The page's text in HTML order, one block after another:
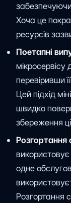
Хоча це
ресурсів
Поетапні
мікросервісу
перевіривши
Цей підхід
швидко
збереження
Розгортання
одне
Розгортання